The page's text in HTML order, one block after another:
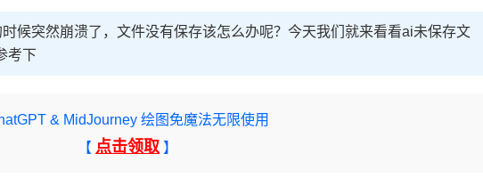
候突然崩溃了，文件没有保存该怎么办呢？今天我们就来看看ai未保存文
考下
& MidJourney 绘图免魔法无限使用
【 点击领取 】